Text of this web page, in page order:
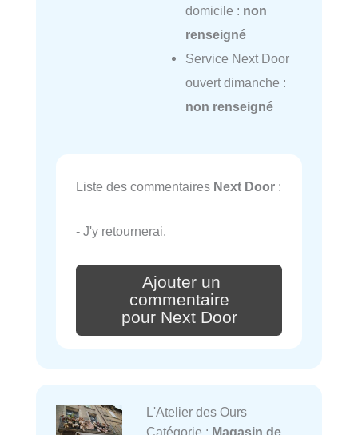
domicile : non
renseigné
Service Next Door
ouvert dimanche :
non renseigné
Liste des commentaires Next Door :
- J'y retournerai.
Ajouter un
commentaire
pour Next Door
L'Atelier des Ours
Catégorie : Magasin de